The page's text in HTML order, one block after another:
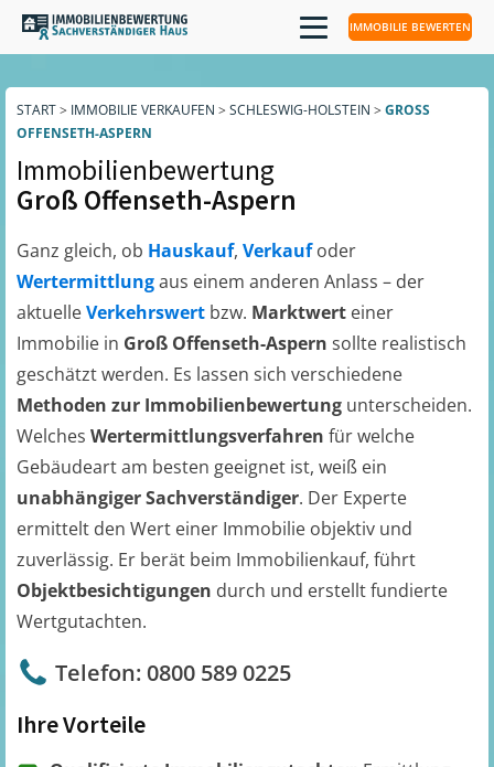
IMMOBILIE BEWERTEN
START> IMMOBILIE VERKAUFEN > SCHLESWIG-HOLSTEIN > GROSS O
FFENSETH-ASPERN
Immobilienbewertung
Groß Offenseth-Aspern
Ganz gleich, ob Hauskauf, Verkaufoder
Wertermittlungaus einem anderen Anlass – der
aktuelleVerkehrswert bzw. Marktwert einer
Immobilie in Groß Offenseth-Aspern sollte realistisch
geschätzt werden. Es lassen sich verschiedene
Methoden zur Immobilienbewertung unterscheiden.
Welches Wertermittlungsverfahren für welche
Gebäudeart am besten geeignet ist, weiß ein
unabhängiger Sachverständiger. Der Experte
ermittelt den Wert einer Immobilie objektiv und
zuverlässig. Er berät beim Immobilienkauf, führt
Objektbesichtigungen durch und erstellt fundierte
Wertgutachten.
Telefon: 0800 589 0225
Ihre Vorteile